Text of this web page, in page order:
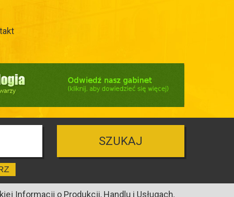
SZUKAJ
Informacji o Produkcji, Handlu i Usługach.